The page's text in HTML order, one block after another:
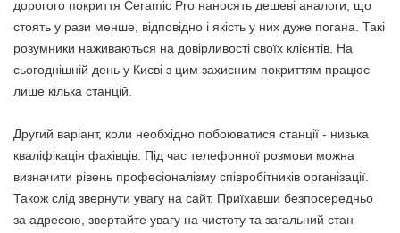
дорогого покриття Ceramic Pro наносять дешеві аналоги, що
стоять у рази менше, відповідно і якість у них дуже погана. Такі
розумники наживаються на довірливості своїх клієнтів. На
сьогоднішній день у Києві з цим захисним покриттям працює
лише кілька станцій.
Другий варіант, коли необхідно побоюватися станції - низька
кваліфікація фахівців. Під час телефонної розмови можна
визначити рівень професіоналізму співробітників організації.
Також слід звернути увагу на сайт. Приїхавши безпосередньо
за адресою, звертайте увагу на чистоту та загальний стан